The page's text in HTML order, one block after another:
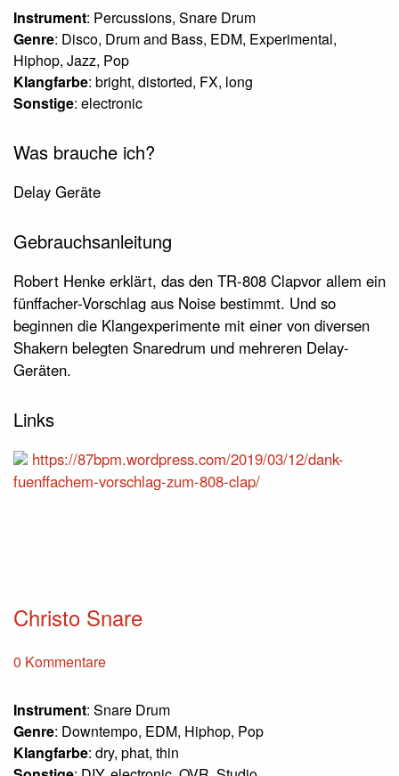
Instrument: Percussions, Snare Drum
Genre: Disco, Drum and Bass, EDM, Experimental,
Hiphop, Jazz, Pop
Klangfarbe: bright, distorted, FX, long
Sonstige: electronic
Was brauche ich?
Delay Geräte
Gebrauchsanleitung
Robert Henke erklärt, das den TR-808 Clapvor allem ein
fünffacher-Vorschlag aus Noise bestimmt. Und so
beginnen die Klangexperimente mit einer von diversen
Shakern belegten Snaredrum und mehreren Delay-
Geräten.
Links
https://87bpm.wordpress.com/2019/03/12/dank-
fuenffachem-vorschlag-zum-808-clap/
Christo Snare
0 Kommentare
Instrument: Snare Drum
Genre: Downtempo, EDM, Hiphop, Pop
Klangfarbe: dry, phat, thin